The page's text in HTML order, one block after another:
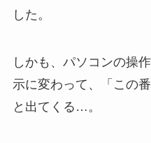
した。
しかも、パソコンの操
示に変わって、「この
と出てくる…。